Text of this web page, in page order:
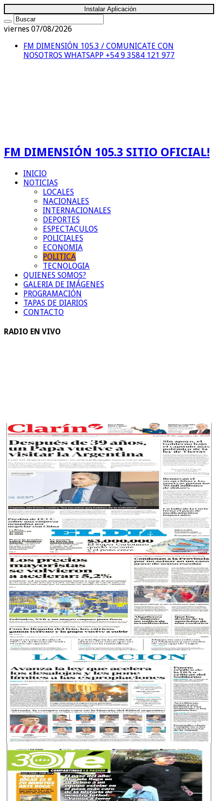
Instalar Aplicación
viernes 07/08/2026
FM DIMENSIÓN 105.3 / COMUNICATE CON
NOSOTROS WHATSAPP +54 9 3584 121 977
FM DIMENSIÓN 105.3 SITIO OFICIAL!
INICIO
NOTICIAS
LOCALES
NACIONALES
INTERNACIONALES
DEPORTES
ESPECTACULOS
POLICIALES
ECONOMIA
POLITICA
TECNOLOGIA
QUIENES SOMOS?
GALERIA DE IMÁGENES
PROGRAMACIÓN
TAPAS DE DIARIOS
CONTACTO
RADIO EN VIVO